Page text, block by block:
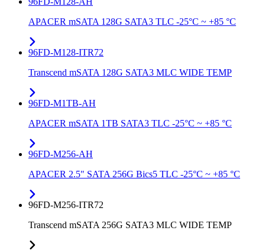
APACER mSATA 128G SATA3 TLC -25°C ~ +85 °C
96FD-M128-ITR72
Transcend mSATA 128G SATA3 MLC WIDE TEMP
96FD-M1TB-AH
APACER mSATA 1TB SATA3 TLC -25°C ~ +85 °C
96FD-M256-AH
APACER 2.5" SATA 256G Bics5 TLC -25°C ~ +85 °C
96FD-M256-ITR72
Transcend mSATA 256G SATA3 MLC WIDE TEMP